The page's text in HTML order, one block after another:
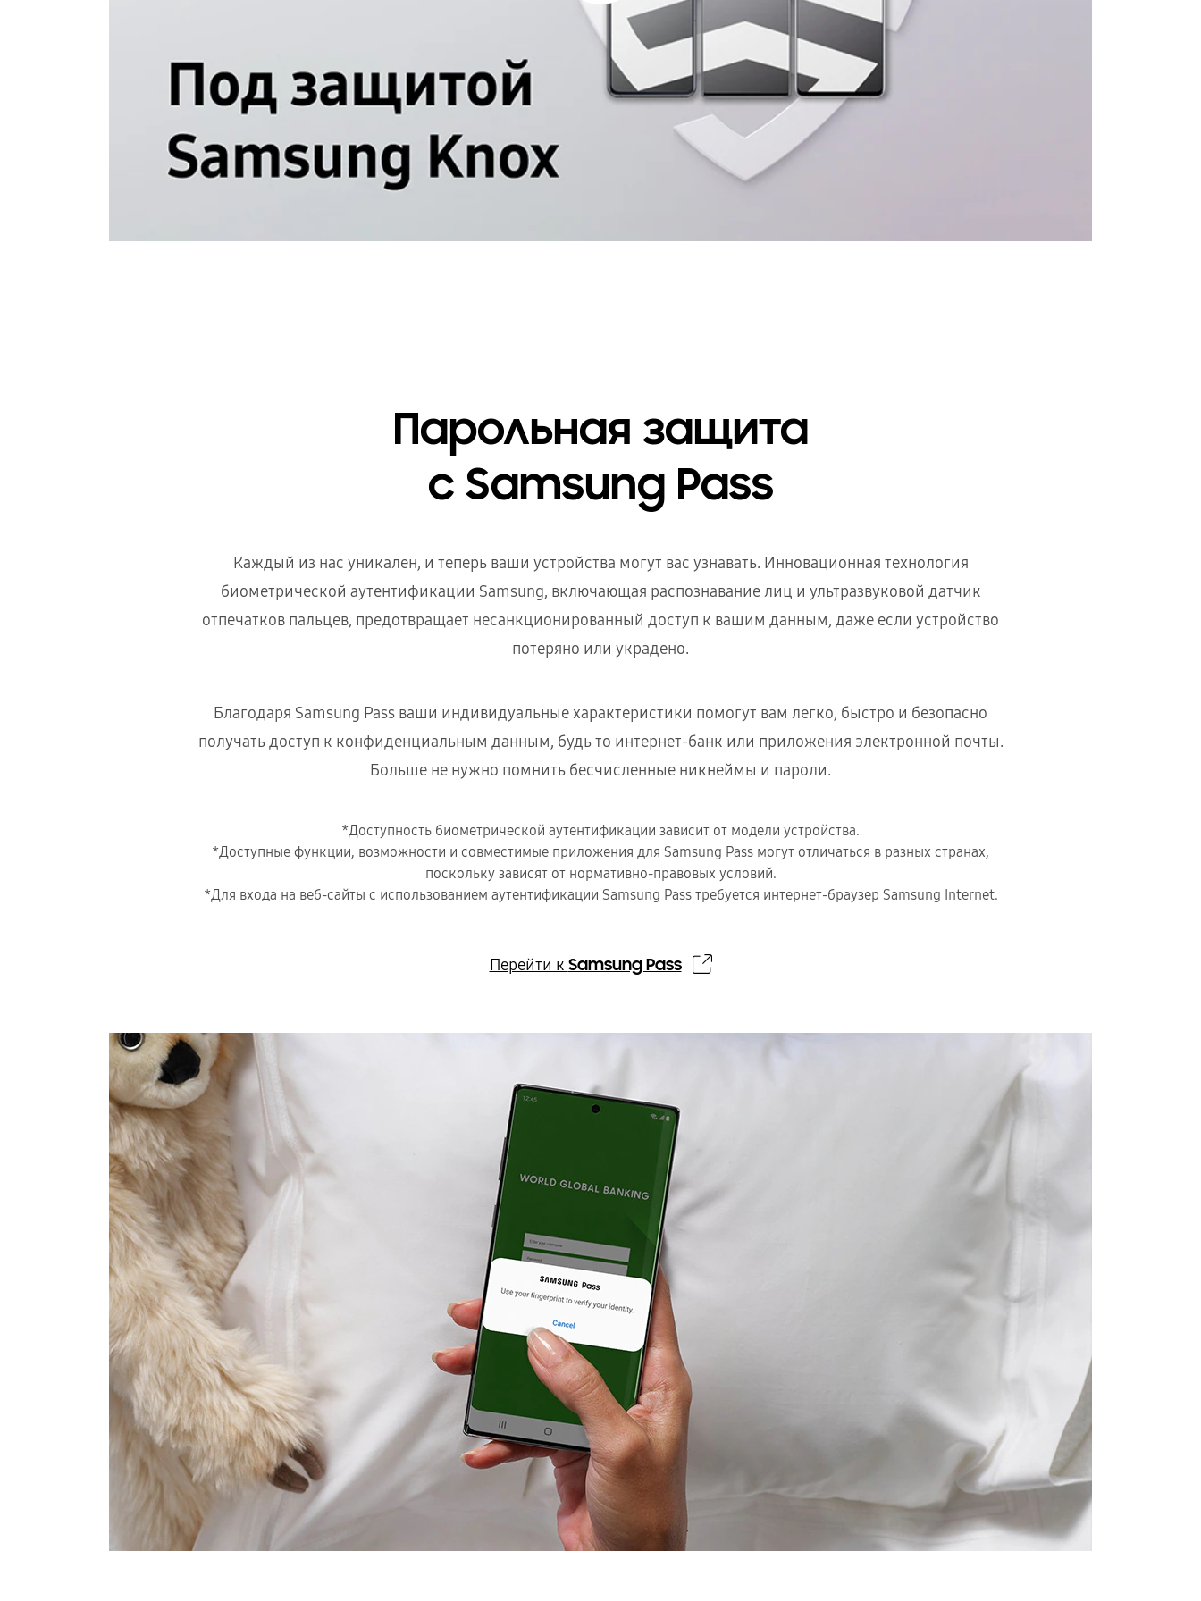
Парольная защита
с Samsung Pass
Каждый из нас уникален, и теперь ваши устройства могут вас узнавать. Инновационная технология
биометрической аутентификации Samsung, включающая распознавание лиц и ультразвуковой датчик
отпечатков пальцев, предотвращает несанкционированный доступ к вашим данным, даже если устройство
потеряно или украдено.
Благодаря Samsung Pass ваши индивидуальные характеристики помогут вам легко, быстро и безопасно
получать доступ к конфиденциальным данным, будь то интернет-банк или приложения электронной почты.
Больше не нужно помнить бесчисленные никнеймы и пароли.
*Доступность биометрической аутентификации зависит от модели устройства.
*Доступные функции, возможности и совместимые приложения для Samsung Pass могут отличаться в разных странах,
поскольку зависят от нормативно-правовых условий.
*Для входа на веб-сайты с использованием аутентификации Samsung Pass требуется интернет-браузер Samsung Internet.
Перейти к Samsung Pass